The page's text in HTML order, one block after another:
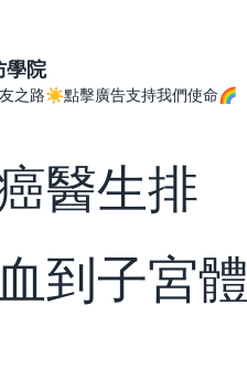
院
之路☀️點擊廣告支持我們使命🌈
醫生排
到子宮體